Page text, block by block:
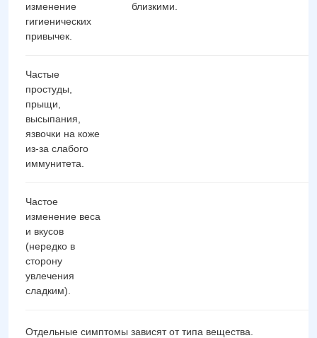
изменение
гигиенических
привычек.
близкими.
Частые
простуды,
прыщи,
высыпания,
язвочки на коже
из-за слабого
иммунитета.
Частое
изменение веса
и вкусов
(нередко в
сторону
увлечения
сладким).
Отдельные симптомы зависят от типа вещества.